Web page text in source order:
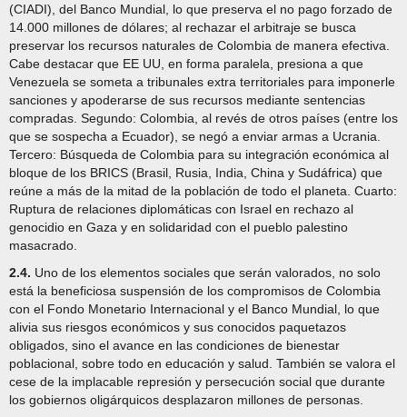
(CIADI), del Banco Mundial, lo que preserva el no pago forzado de
14.000 millones de dólares; al rechazar el arbitraje se busca
preservar los recursos naturales de Colombia de manera efectiva.
Cabe destacar que EE UU, en forma paralela, presiona a que
Venezuela se someta a tribunales extra territoriales para imponerle
sanciones y apoderarse de sus recursos mediante sentencias
compradas. Segundo: Colombia, al revés de otros países (entre los
que se sospecha a Ecuador), se negó a enviar armas a Ucrania.
Tercero: Búsqueda de Colombia para su integración económica al
bloque de los BRICS (Brasil, Rusia, India, China y Sudáfrica) que
reúne a más de la mitad de la población de todo el planeta. Cuarto:
Ruptura de relaciones diplomáticas con Israel en rechazo al
genocidio en Gaza y en solidaridad con el pueblo palestino
masacrado.
2.4. Uno de los elementos sociales que serán valorados, no solo
está la beneficiosa suspensión de los compromisos de Colombia
con el Fondo Monetario Internacional y el Banco Mundial, lo que
alivia sus riesgos económicos y sus conocidos paquetazos
obligados, sino el avance en las condiciones de bienestar
poblacional, sobre todo en educación y salud. También se valora el
cese de la implacable represión y persecución social que durante
los gobiernos oligárquicos desplazaron millones de personas.